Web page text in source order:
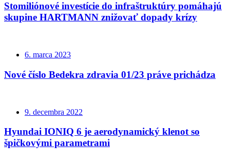
Stomiliónové investície do infraštruktúry pomáhajú
skupine HARTMANN znižovať dopady krízy
6. marca 2023
Nové číslo Bedekra zdravia 01/23 práve prichádza
9. decembra 2022
Hyundai IONIQ 6 je aerodynamický klenot so
špičkovými parametrami